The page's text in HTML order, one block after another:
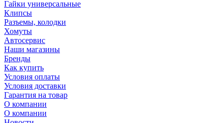
Гайки универсальные
Клипсы
Разъемы, колодки
Хомуты
Автосервис
Наши магазины
Бренды
Как купить
Условия оплаты
Условия доставки
Гарантия на товар
О компании
О компании